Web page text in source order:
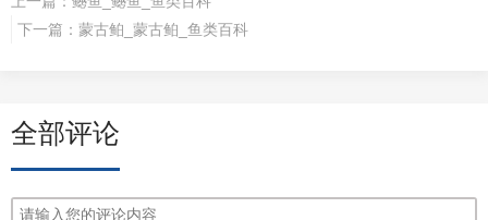
下一篇： 蒙古鲌_蒙古鲌_鱼类百科
全部评论